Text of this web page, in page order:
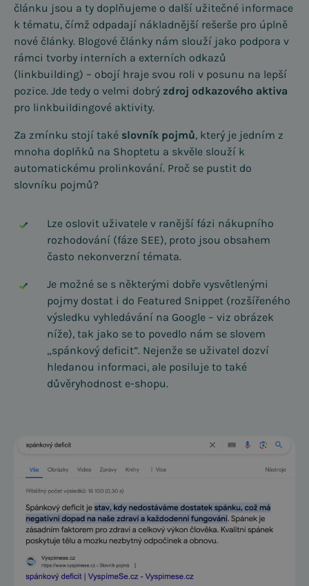
článku jsou a ty doplňujeme o další užitečné informace
k tématu, čímž odpadají nákladnější rešerše pro úplně
nové články. Blogové články nám slouží jako podpora v
rámci tvorby interních a externích odkazů
(linkbuilding) – obojí hraje svou roli v posunu na lepší
pozice. Jde tedy o velmi dobrý zdroj odkazového aktiva
pro linkbuildingové aktivity.
Za zmínku stojí také slovník pojmů, který je jedním z
mnoha doplňků na Shoptetu a skvěle slouží k
automatickému prolinkování. Proč se pustit do
slovníku pojmů?
Lze oslovit uživatele v ranější fázi nákupního
rozhodování (fáze SEE), proto jsou obsahem
často nekonverzní témata.
Je možné se s některými dobře vysvětlenými
pojmy dostat i do Featured Snippet (rozšířeného
výsledku vyhledávání na Google – viz obrázek
níže), tak jako se to povedlo nám se slovem
„spánkový deficit”. Nejenže se uživatel dozví
hledanou informaci, ale posiluje to také
důvěryhodnost e-shopu.